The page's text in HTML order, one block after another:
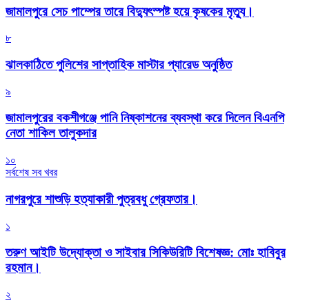
জামালপুরে সেচ পাম্পের তারে বিদ্যুৎস্পষ্ট হয়ে কৃষকের মৃত্যু।
৮
‎ঝালকাঠিতে পুলিশের সাপ্তাহিক মাস্টার প্যারেড অনুষ্ঠিত
৯
জামালপুরের বকশীগঞ্জে পানি নিষ্কাশনের ব্যবস্থা করে দিলেন বিএনপি
নেতা শাকিল তালুকদার
১০
সর্বশেষ সব খবর
নাগরপুরে শাশুড়ি হত্যাকারী পুত্রবধু গ্রেফতার।
১
তরুণ আইটি উদ্যোক্তা ও সাইবার সিকিউরিটি বিশেষজ্ঞ: মোঃ হাবিবুর
রহমান।
২